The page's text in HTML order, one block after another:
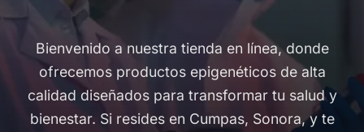
Bienvenido a nuestra tienda en línea, donde
ofrecemos productos epigenéticos de alta
calidad diseñados para transformar tu salud y
bienestar. Si resides en Cumpas, Sonora, y te